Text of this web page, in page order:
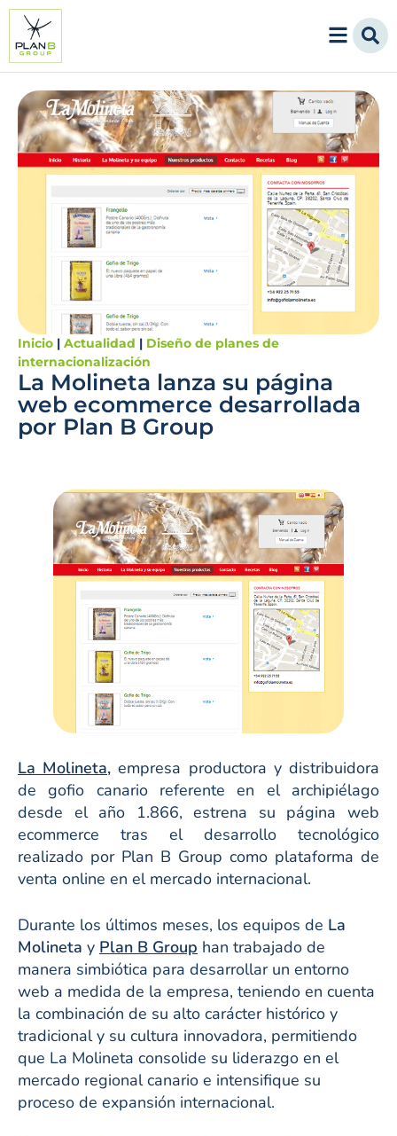
Inicio | Actualidad | Diseño de planes de
internacionalización
La Molineta lanza su página
web ecommerce desarrollada
por Plan B Group
La Molineta, empresa productora y distribuidora
de gofio canario referente en el archipiélago
desde el año 1.866, estrena su página web
ecommerce tras el desarrollo tecnológico
realizado por Plan B Group como plataforma de
venta online en el mercado internacional.
Durante los últimos meses, los equipos de La
Molineta y Plan B Group han trabajado de
manera simbiótica para desarrollar un entorno
web a medida de la empresa, teniendo en cuenta
la combinación de su alto carácter histórico y
tradicional y su cultura innovadora, permitiendo
que La Molineta consolide su liderazgo en el
mercado regional canario e intensifique su
proceso de expansión internacional.